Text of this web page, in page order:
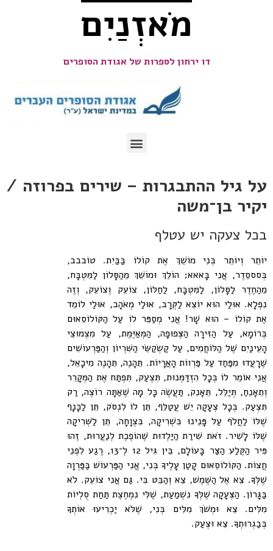
מֹאזְנַיִם
דו ירחון לספרות של אגודת הסופרים
על גיל ההתבגרות – שירים בפרוזה /
יקיר בן־משה
בכל צעקה יש עטלף
יוֹתֵר וְיוֹתֵר בְּנִי מוֹשֵׁךְ אֶת קוֹלוֹ בַּבַּיִת. טוֹבבב,
בְּסססֵדֶר, אֲנִי בָּאאא; הוֹלֵךְ וּמוֹשֵׁךְ מֵהַסָּלוֹן לַמִּטְבָּח,
מֵהַחֶדֶר לַסָּלוֹן, לַמִּטְבָּח, לַחַלּוֹן, צוֹעֵק וְצוֹעֵק, וְזֶה
נִפְלָא. אוּלַי הוּא יוֹצֵא לַקְּרָב, אוּלַי מְאֹהָב, אוּלַי לוֹמֵד
אֶת קוֹלוֹ – הוּא שָׁר! אֲנִי מְסַפֵּר לוֹ עַל הַקּוֹלוֹסֵאוּם
בְּרוֹמָא, עַל הַזִּירָה הַצְּפוּפָה, הַמְּאַיֶּמֶת, עַל מִצְמוּצֵי
הָעֵינַיִם שֶׁל הַלּוֹחֲמִים, עַל קַשְׂקַשֵּׂי הַשִּׁרְיוֹן וְהַפַּרְעוֹשִׁים
שֶׁרָעֲדוּ מִפַּחַד עַל פַּרְווֹת הָאֲרָיוֹת. תֵּהָנֶה, תֵּהָנֶה מִיכָאֵל,
אֲנִי אוֹמֵר לוֹ בְּכָל הִזְדַּמְּנוּת, תִּצְעַק, תִּפְתַּח אֶת הַמְּקָרֵר
וְתֵאָנֵחַ, תְּיַלֵּל, תֵּאָנֵק, תַּעֲשֶׂה כָּל מָה שֶׁאַתָּה רוֹצֶה, רַק
תִּצְעַק. בְּכָל צְעָקָה יֵשׁ עֲטַלֵּף, תֵּן לוֹ לִנְסֹק, תֵּן לַכָּנָף
שֶׁלּוֹ לַחֲלֹף עַל פָּנֵינוּ בִּשְׁרִיקָה, בִּצְוָחָה, תֵּן לַשְּׁרִיקָה
שֶׁלּוֹ לָשִׁיר. זֹאת שִׁירַת הַיַּלְדוּת שֶׁהוֹפֶכֶת לְנַעֲרוּת, זֶהוּ
פִּיר הַקֶּלַע הַצַּר בָּעוֹלָם, בֵּין גִּיל 12 לְ־13, רֶגַע לִפְנֵי
חֲצוֹת. הַקּוֹלוֹסֵאוּם קָטַן עָלֶיךָ בְּנִי, אֲנִי הַפַּרְעוֹשׁ בַּפַּרְוָה
שֶׁלְּךָ. צֵא אֶל הַשֶּׁמֶשׁ, צֵא וְהַבֵּט בִּי. גַּם אֲנִי צוֹעֵק. לֹא
בַּגָּרוֹן. הַצְּעָקָה שֶׁלְּךָ נִשְׁמַעַת, שֶׁלִּי נִמְחֶצֶת תַּחַת סֻלְיוֹת
מִלִּים. צֵא וּמְשֹׁךְ מִלִּים בְּנִי, שֶׁלֹּא יַכְרִיעוּ אוֹתְךָ
בְּבַגְרוּתְךָ. צֵא וּצְעַק.